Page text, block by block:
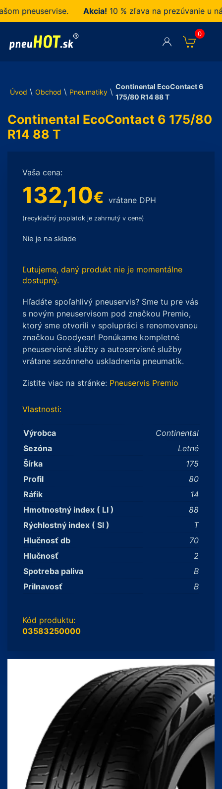
pneuservise. Akcia!10 % zľava na prezúvanie u nás
0
Úvod \ Obchod \ Pneumatiky \
Continental EcoContact 6
175/80 R14 88 T
Continental EcoContact 6 175/80
R14 88 T
Vaša cena:
132,10€ vrátane DPH
(recyklačný poplatok je zahrnutý v cene)
Nie je na sklade
Ľutujeme, daný produkt nie je momentálne
dostupný.
Hľadáte spoľahlivý pneuservis? Sme tu pre vás
s novým pneuservisom pod značkou Premio,
ktorý sme otvorili v spolupráci s renomovanou
značkou Goodyear! Ponúkame kompletné
pneuservisné služby a autoservisné služby
vrátane sezónneho uskladnenia pneumatík.
Zistite viac na stránke: Pneuservis Premio
Vlastnosti:
Výrobca
Continental
Sezóna
Letné
Šírka
175
Profil
80
Ráfik
14
Hmotnostný index ( LI )
88
Rýchlostný index ( SI )
T
Hlučnosť db
70
Hlučnosť
2
Spotreba paliva
B
Prilnavosť
B
Kód produktu:
03583250000